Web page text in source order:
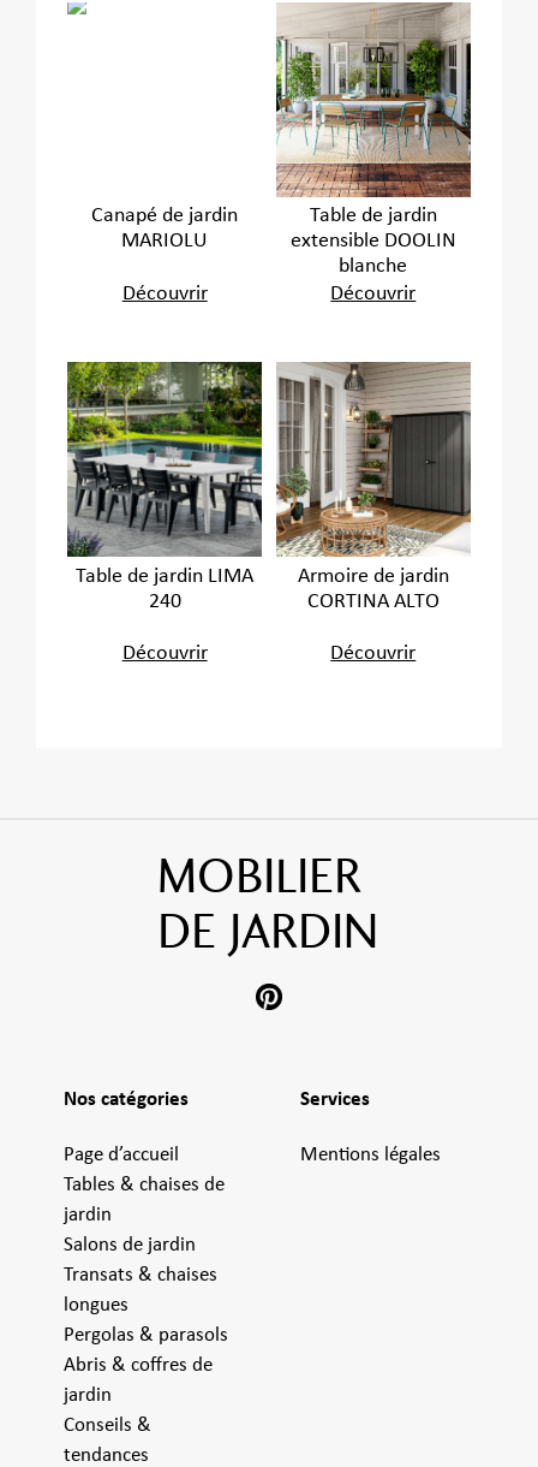
Canapé de jardin
MARIOLU
Découvrir
Table de jardin
extensible DOOLIN
blanche
Découvrir
Table de jardin LIMA
240
Découvrir
Armoire de jardin
CORTINA ALTO
Découvrir
MOBILIER
DE JARDIN
Nos catégories
Page d’accueil
Tables & chaises de
jardin
Salons de jardin
Transats & chaises
longues
Pergolas & parasols
Abris & coffres de
jardin
Conseils &
tendances
Services
Mentions légales